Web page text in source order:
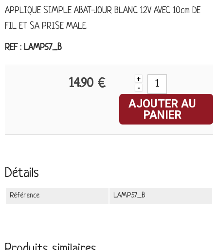
APPLIQUE SIMPLE ABAT-JOUR BLANC 12V AVEC 10cm DE
FIL ET SA PRISE MALE.
REF : LAMP57_B
14.90 €
+
-
AJOUTER AU
PANIER
Détails
Référence LAMP57_B